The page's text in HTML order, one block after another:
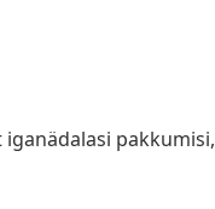
iganädalasi pakkumisi,